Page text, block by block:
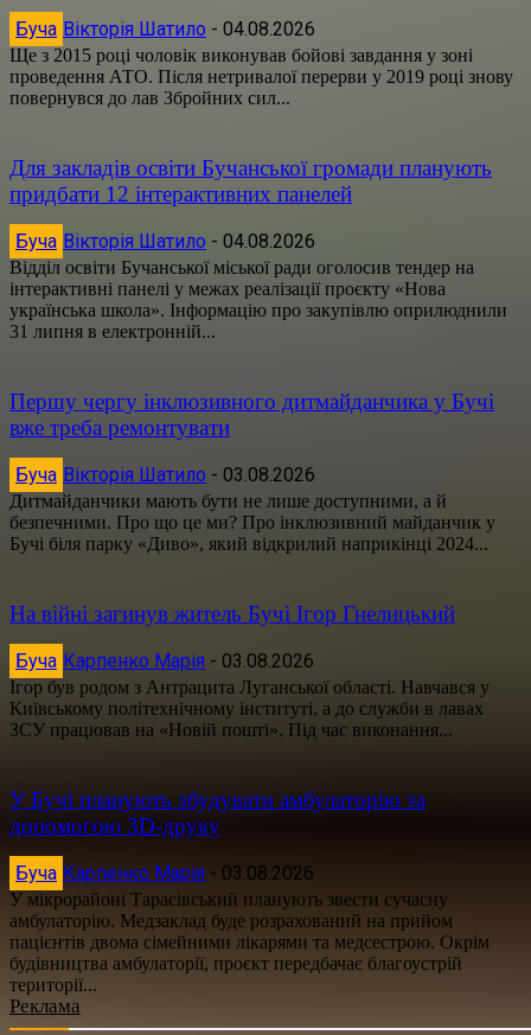
Буча Вікторія Шатило - 04.08.2026
Ще з 2015 році чоловік виконував бойові завдання у зоні
проведення АТО. Після нетривалої перерви у 2019 році знову
повернувся до лав Збройних сил...
Для закладів освіти Бучанської громади планують
придбати 12 інтерактивних панелей
Буча Вікторія Шатило - 04.08.2026
Відділ освіти Бучанської міської ради оголосив тендер на
інтерактивні панелі у межах реалізації проєкту «Нова
українська школа». Інформацію про закупівлю оприлюднили
31 липня в електронній...
Першу чергу інклюзивного дитмайданчика у Бучі
вже треба ремонтувати
Буча Вікторія Шатило - 03.08.2026
Дитмайданчики мають бути не лише доступними, а й
безпечними. Про що це ми? Про інклюзивний майданчик у
Бучі біля парку «Диво», який відкрилий наприкінці 2024...
На війні загинув житель Бучі Ігор Гнелицький
Буча Карпенко Марія - 03.08.2026
Ігор був родом з Антрацита Луганської області. Навчався у
Київському політехнічному інституті, а до служби в лавах
ЗСУ працював на «Новій пошті». Під час виконання...
У Бучі планують збудувати амбулаторію за
допомогою 3D-друку
Буча Карпенко Марія - 03.08.2026
У мікрорайоні Тарасівський планують звести сучасну
амбулаторію. Медзаклад буде розрахований на прийом
пацієнтів двома сімейними лікарями та медсестрою. Окрім
будівництва амбулаторії, проєкт передбачає благоустрій
території...
Реклама